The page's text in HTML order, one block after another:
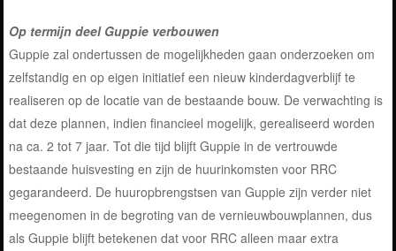
Op termijn deel Guppie verbouwen
Guppie zal ondertussen de mogelijkheden gaan onderzoeken om
zelfstandig en op eigen initiatief een nieuw kinderdagverblijf te
realiseren op de locatie van de bestaande bouw. De verwachting is
dat deze plannen, indien financieel mogelijk, gerealiseerd worden
na ca. 2 tot 7 jaar. Tot die tijd blijft Guppie in de vertrouwde
bestaande huisvesting en zijn de huurinkomsten voor RRC
gegarandeerd. De huuropbrengstsen van Guppie zijn verder niet
meegenomen in de begroting van de vernieuwbouwplannen, dus
als Guppie blijft betekenen dat voor RRC alleen maar extra